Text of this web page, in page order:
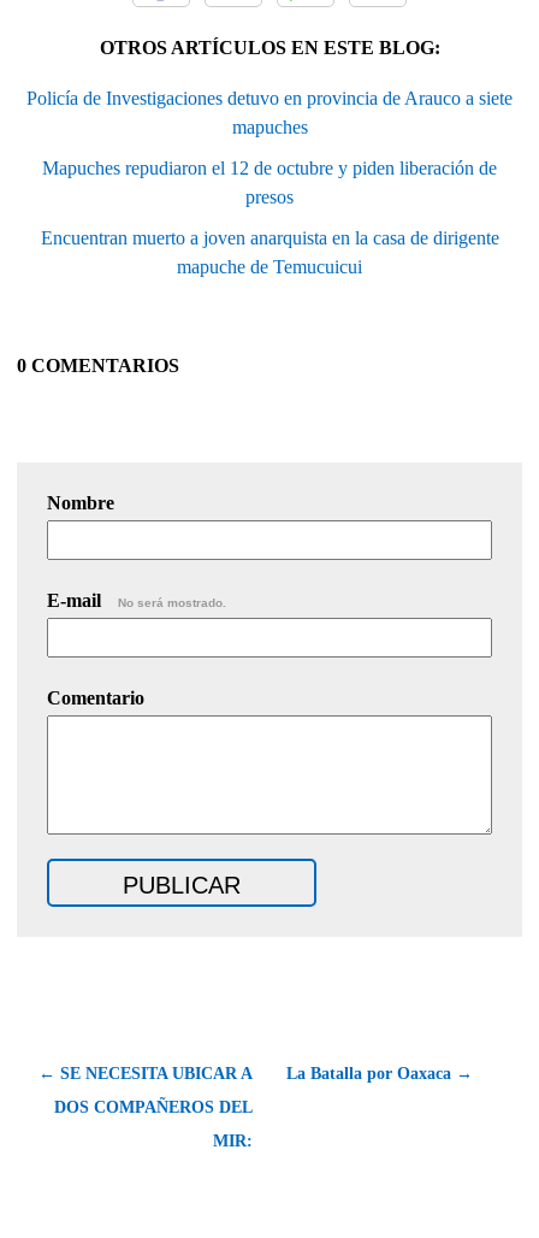
OTROS ARTÍCULOS EN ESTE BLOG:
Policía de Investigaciones detuvo en provincia de Arauco a siete
mapuches
Mapuches repudiaron el 12 de octubre y piden liberación de
presos
Encuentran muerto a joven anarquista en la casa de dirigente
mapuche de Temucuicui
0 COMENTARIOS
Nombre
E-mail No será mostrado.
Comentario
← SE NECESITA UBICAR A
DOS COMPAÑEROS DEL
MIR:
La Batalla por Oaxaca →